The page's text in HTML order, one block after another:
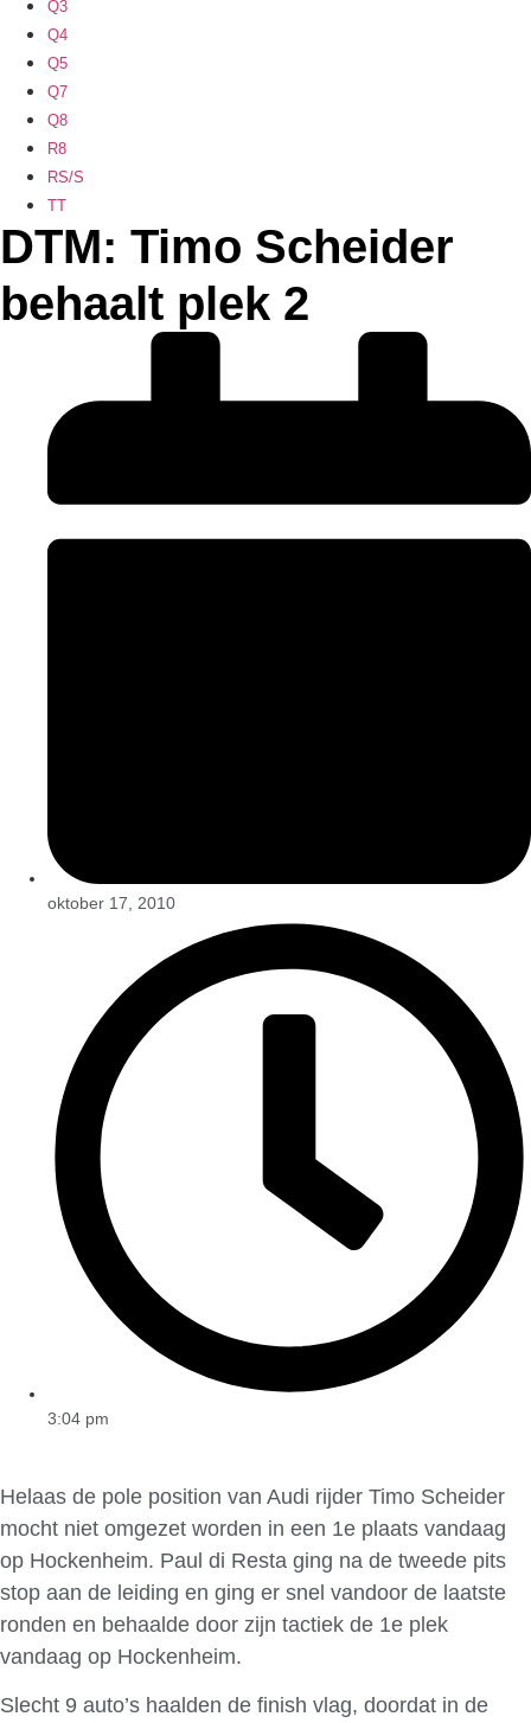
Q3
Q4
Q5
Q7
Q8
R8
RS/S
TT
DTM: Timo Scheider
behaalt plek 2
oktober 17, 2010
3:04 pm
Helaas de pole position van Audi rijder Timo Scheider
mocht niet omgezet worden in een 1e plaats vandaag
op Hockenheim. Paul di Resta ging na de tweede pits
stop aan de leiding en ging er snel vandoor de laatste
ronden en behaalde door zijn tactiek de 1e plek
vandaag op Hockenheim.
Slecht 9 auto’s haalden de finish vlag, doordat in de